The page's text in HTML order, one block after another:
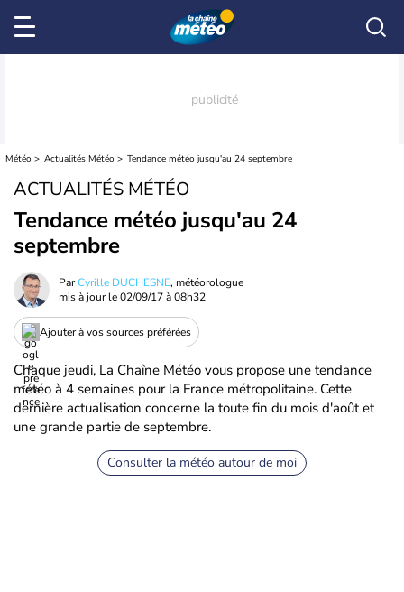
Météo Actualités Météo Tendance météo jusqu'au 24 septembre
ACTUALITÉS MÉTÉO
Tendance météo jusqu'au 24
septembre
ParCyrille DUCHESNE, météorologue
mis à jour le02/09/17 à 08h32
Ajouter à vos sources préférées
Chaque jeudi, La Chaîne Météo vous propose une tendance
météo à 4 semaines pour la France métropolitaine. Cette
dernière actualisation concerne la toute fin du mois d'août et
une grande partie de septembre.
Consulter la météo autour de moi